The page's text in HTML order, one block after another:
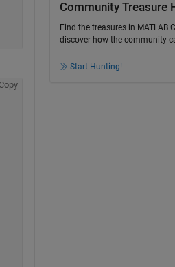
Community Treasure
Find the treasures in MATLAB
discover how the community
Start Hunting!